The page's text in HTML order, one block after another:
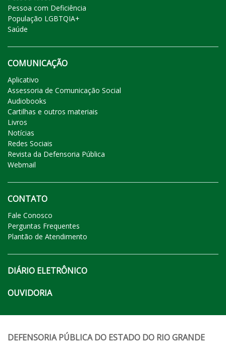
Pessoa com Deficiência
População LGBTQIA+
Saúde
COMUNICAÇÃO
Aplicativo
Assessoria de Comunicação Social
Audiobooks
Cartilhas e outros materiais
Livros
Notícias
Redes Sociais
Revista da Defensoria Pública
Webmail
CONTATO
Fale Conosco
Perguntas Frequentes
Plantão de Atendimento
DIÁRIO ELETRÔNICO
OUVIDORIA
DEFENSORIA PÚBLICA DO ESTADO DO RIO GRANDE